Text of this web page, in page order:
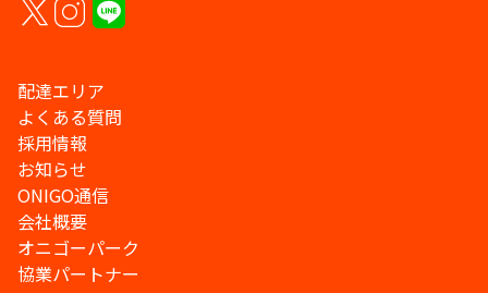
配達エリア
よくある質問
採用情報
お知らせ
ONIGO通信
会社概要
オニゴーパーク
協業パートナー